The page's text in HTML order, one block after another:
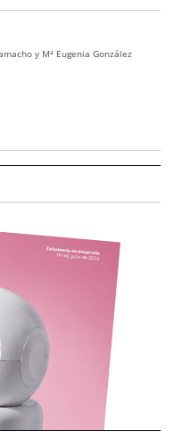
y Mª Eugenia González